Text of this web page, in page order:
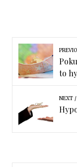
to
NEXT